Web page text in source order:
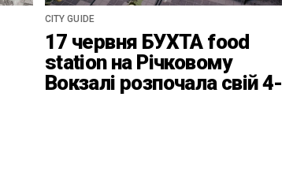
CITY GUIDE
17 червня БУХТА food
station на Річковому
Вокзалі розпочала свій 4-